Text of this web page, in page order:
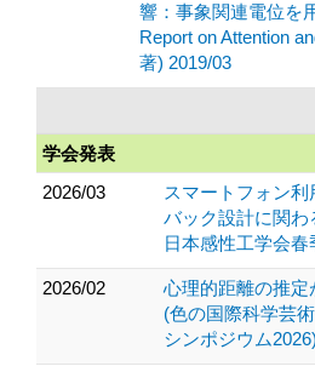
響：事象関連電位を
Report on Attention
著) 2019/03
学会発表
2026/03
スマートフォン
バック設計に関わ
日本感性工学会
2026/02
心理的距離の推定
(色の国際科学芸
シンポジウム2026)